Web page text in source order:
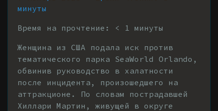
минуты
Время на прочтение:
< 1
минуты
Женщина из США подала иск против
тематического парка SeaWorld Orlando,
обвинив руководство в халатности
после инцидента, произошедшего на
аттракционе. По словам пострадавшей
Хиллари Мартин, живущей в округе